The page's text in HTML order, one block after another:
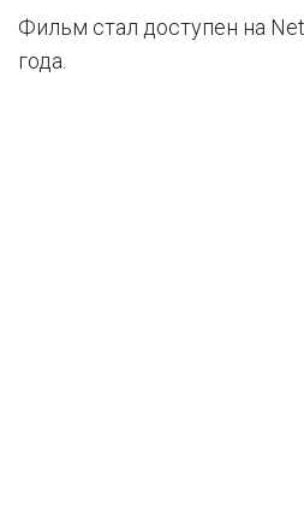
Фильм стал доступен на
года.